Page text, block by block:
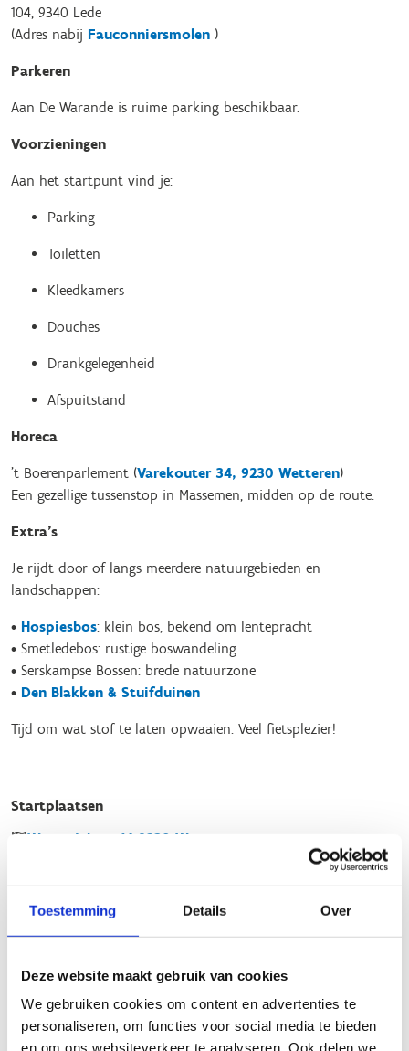
Toestemming Details Over
Deze website maakt gebruik van cookies
We gebruiken cookies om content en advertenties te
personaliseren, om functies voor social media te bieden
en om ons websiteverkeer te analyseren. Ook delen we
104, 9340 Lede
(Adres nabij Fauconniersmolen )
Parkeren
Aan De Warande is ruime parking beschikbaar.
Voorzieningen
Aan het startpunt vind je:
Parking
Toiletten
Kleedkamers
Douches
Drankgelegenheid
Afspuitstand
Horeca
’t Boerenparlement (Varekouter 34, 9230 Wetteren)
Een gezellige tussenstop in Massemen, midden op de route.
Extra’s
Je rijdt door of langs meerdere natuurgebieden en
landschappen:
• Hospiesbos: klein bos, bekend om lentepracht
• Smetledebos: rustige boswandeling
• Serskampse Bossen: brede natuurzone
• Den Blakken & Stuifduinen
Tijd om wat stof te laten opwaaien. Veel fietsplezier!
Startplaatsen
Warandelaan
14 9230 Wetteren